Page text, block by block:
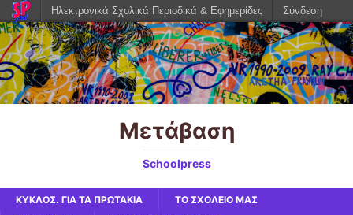
Μετάβαση
Schoolpress
ΚΥΚΛΟΣ. ΓΙΑ ΤΑ ΠΡΩΤΆΚΙΑ
ΤΟ ΣΧΟΛΕΙΟ ΜΑΣ
Ηλεκτρονικά Σχολικά Περιοδικά & Εφημερίδες Σύνδεση